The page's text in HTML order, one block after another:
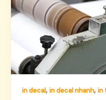
in decal,in decal nhanh,in